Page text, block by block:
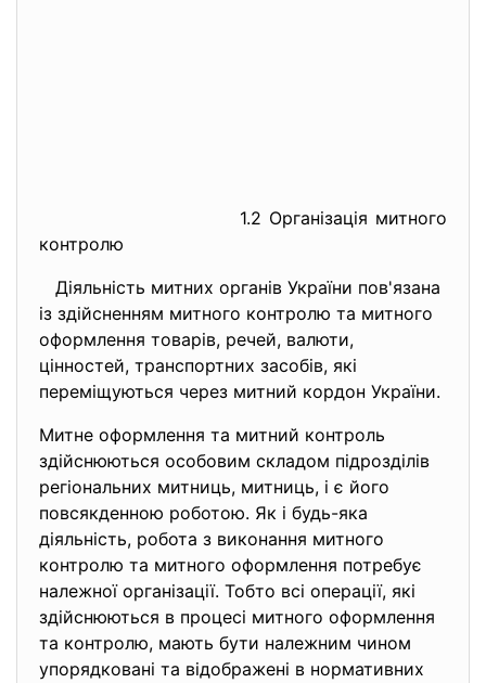
1.2 Організація митного
контролю
Діяльність митних органів України пов'язана
із здійсненням митного контролю та митного
оформлення товарів, речей, валюти,
цінностей, транспортних засобів, які
переміщуються через митний кордон України.
Митне оформлення та митний контроль
здійснюються особовим складом підрозділів
регіональних митниць, митниць, і є його
повсякденною роботою. Як і будь-яка
діяльність, робота з виконання митного
контролю та митного оформлення потребує
належної організації. Тобто всі операції, які
здійснюються в процесі митного оформлення
та контролю, мають бути належним чином
упорядковані та відображені в нормативних